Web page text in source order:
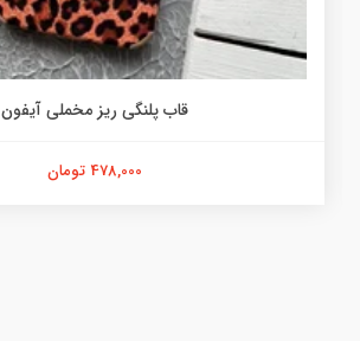
قاب پلنگی ریز مخملی آیفون
478,000 تومان